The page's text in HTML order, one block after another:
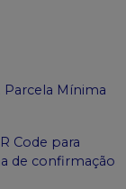
Parcela Mínima
Code para
de confirmação